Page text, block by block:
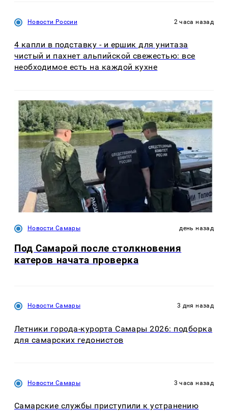
Новости России 2 часа назад
4 капли в подставку - и ершик для унитаза
чистый и пахнет альпийской свежестью: все
необходимое есть на каждой кухне
Новости Самары день назад
Под Самарой после столкновения
катеров начата проверка
Новости Самары 3 дня назад
Летники города-курорта Самары 2026: подборка
для самарских гедонистов
Новости Самары 3 часа назад
Самарские службы приступили к устранению